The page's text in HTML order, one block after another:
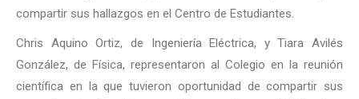
compartir sus hallazgos en el Centro de Estudiantes.
Chris Aquino Ortiz, de Ingeniería Eléctrica, y Tiara Avilés
González, de Física, representaron al Colegio en la reunión
científica en la que tuvieron oportunidad de compartir sus